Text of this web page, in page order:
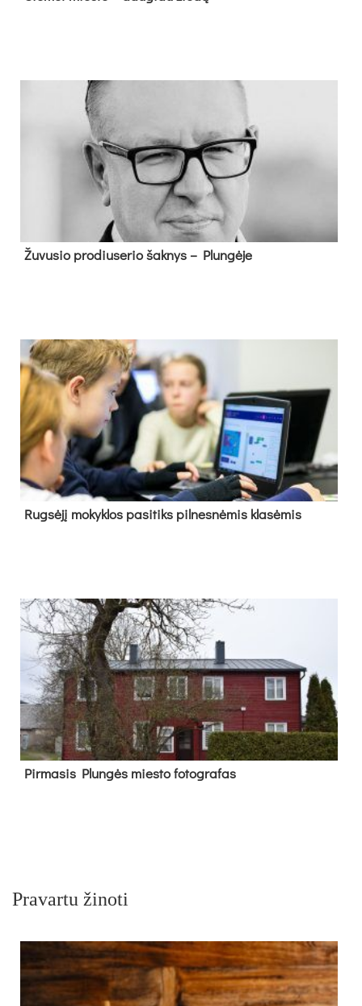
Žu­vu­sio pro­diu­se­rio šak­nys – Plun­gė­je
Rug­sė­jį mo­kyk­los pa­si­tiks pil­nes­nė­mis kla­sė­mis
Pir­ma­sis Plun­gės mies­to fo­tog­ra­fas
Pravartu žinoti